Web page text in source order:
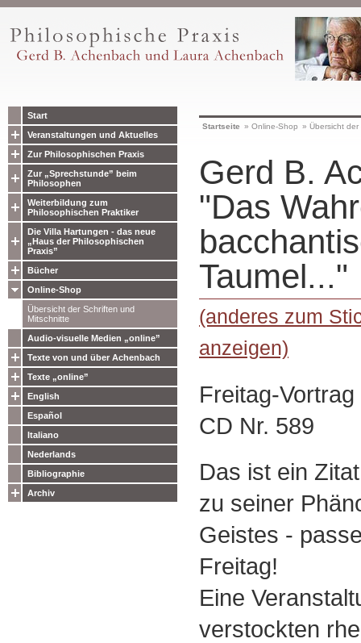
Start
Veranstaltungen und Aktuelles
Zur Philosophischen Praxis
Zur „Sprechstunde” beim
Philosophen
Weiterbildung zum
Philosophischen Praktiker
Die Villa Hartungen - das neue
„Haus der Philosophischen
Praxis”
Bücher
Online-Shop
Übersicht der Schriften und
Mitschnitte
Audio-visuelle Medien „online”
Texte von und über Achenbach
Texte „online”
English
Español
Italiano
Nederlands
Bibliographie
Archiv
Startseite » Online-Shop » Übersicht
Gerd B.
"Das
Taumel..."
(anderes zum
anzeigen)
Freitag-
CD Nr. 589
Das ist ein
zu seiner
Geistes -
Freitag!
Eine
verstockten